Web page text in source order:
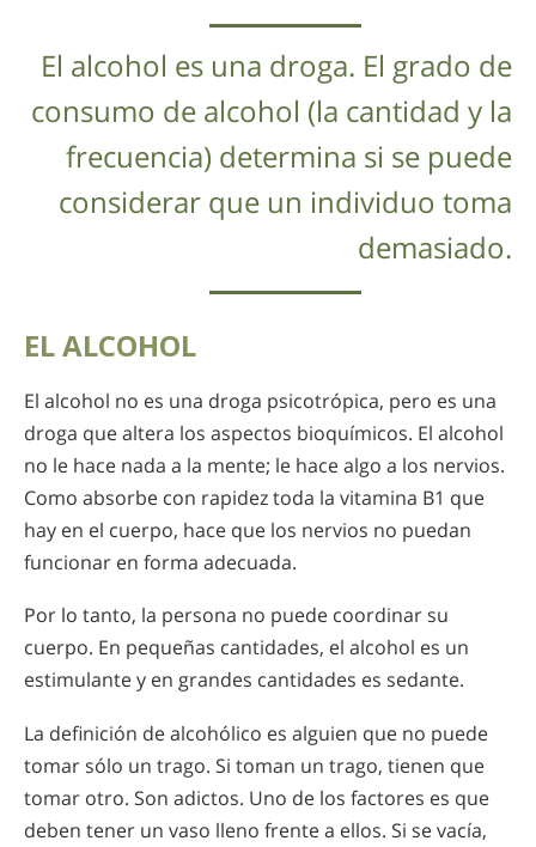
El alcohol es una droga. El grado de
consumo de alcohol (la cantidad y la
frecuencia) determina si se puede
considerar que un individuo toma
demasiado.
EL ALCOHOL
El alcohol no es una droga psicotrópica, pero es una
droga que altera los aspectos bioquímicos. El alcohol
no le hace nada a la mente; le hace algo a los nervios.
Como absorbe con rapidez toda la vitamina B1 que
hay en el cuerpo, hace que los nervios no puedan
funcionar en forma adecuada.
Por lo tanto, la persona no puede coordinar su
cuerpo. En pequeñas cantidades, el alcohol es un
estimulante y en grandes cantidades es sedante.
La definición de alcohólico es alguien que no puede
tomar sólo un trago. Si toman un trago, tienen que
tomar otro. Son adictos. Uno de los factores es que
deben tener un vaso lleno frente a ellos. Si se vacía,